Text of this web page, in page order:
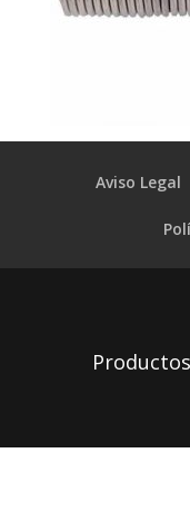
Aviso Legal